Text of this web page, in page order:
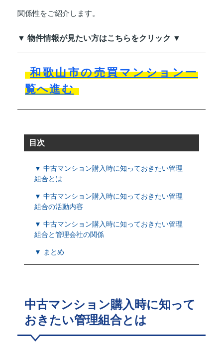
関係性をご紹介します。
▼ 物件情報が見たい方はこちらをクリック ▼
和歌山市の売買マンション一
覧へ進む
目次
▼ 中古マンション購入時に知っておきたい管理
組合とは
▼ 中古マンション購入時に知っておきたい管理
組合の活動内容
▼ 中古マンション購入時に知っておきたい管理
組合と管理会社の関係
▼ まとめ
中古マンション購入時に知って
おきたい管理組合とは